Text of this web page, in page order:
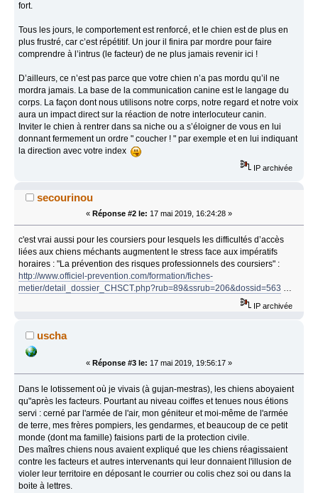
fort.
Tous les jours, le comportement est renforcé, et le chien est de plus en
plus frustré, car c’est répétitif. Un jour il finira par mordre pour faire
comprendre à l’intrus (le facteur) de ne plus jamais revenir ici !
D’ailleurs, ce n’est pas parce que votre chien n’a pas mordu qu’il ne
mordra jamais. La base de la communication canine est le langage du
corps. La façon dont nous utilisons notre corps, notre regard et notre voix
aura un impact direct sur la réaction de notre interlocuteur canin.
Inviter le chien à rentrer dans sa niche ou a s’éloigner de vous en lui
donnant fermement un ordre " coucher ! " par exemple et en lui indiquant
la direction avec votre index
IP archivée
secourinou
« Réponse #2 le: 17 mai 2019, 16:24:28 »
c'est vrai aussi pour les coursiers pour lesquels les difficultés d’accès
liées aux chiens méchants augmentent le stress face aux impératifs
horaires : "La prévention des risques professionnels des coursiers" :
http://www.officiel-prevention.com/formation/fiches-
metier/detail_dossier_CHSCT.php?rub=89&ssrub=206&dossid=563 …
IP archivée
uscha
« Réponse #3 le: 17 mai 2019, 19:56:17 »
Dans le lotissement où je vivais (à gujan-mestras), les chiens aboyaient
qu"après les facteurs. Pourtant au niveau coiffes et tenues nous étions
servi : cerné par l'armée de l'air, mon géniteur et moi-même de l'armée
de terre, mes frères pompiers, les gendarmes, et beaucoup de ce petit
monde (dont ma famille) faisions parti de la protection civile.
Des maîtres chiens nous avaient expliqué que les chiens réagissaient
contre les facteurs et autres intervenants qui leur donnaient l'illusion de
violer leur territoire en déposant le courrier ou colis chez soi ou dans la
boite à lettres.